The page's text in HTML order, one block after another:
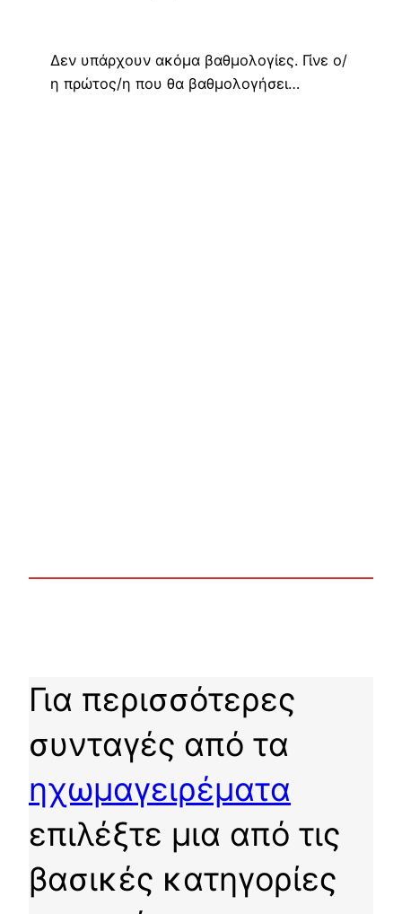
Δεν υπάρχουν ακόμα βαθμολογίες. Γίνε ο/
η πρώτος/η που θα βαθμολογήσει…
Για περισσότερες
συνταγές από τα
ηχωμαγειρέματα
επιλέξτε μια από τις
βασικές κατηγορίες